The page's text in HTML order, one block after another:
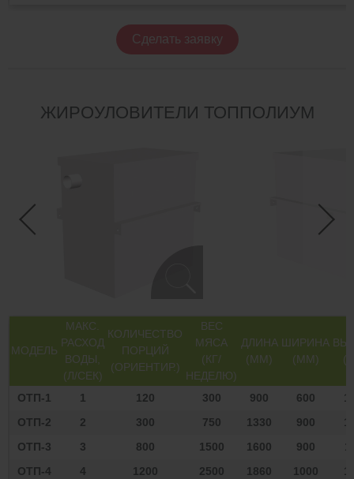
Сделать заявку
ЖИРОУЛОВИТЕЛИ ТОППОЛИУМ
МОДЕЛЬ
МАКС.
РАСХОД
ВОДЫ,
(Л/СЕК)
КОЛИЧЕСТВО
ПОРЦИЙ
(ОРИЕНТИР.)
ВЕС
МЯСА
(КГ/
НЕДЕЛЮ)
ДЛИНА
(ММ)
ШИРИНА
(ММ)
ОТП-1 1 120 300 900 600
ОТП-2
2 300 750 1330 900
ОТП-3
3 800 1500 1600 900
ОТП-4
4 1200 2500 1860 1000